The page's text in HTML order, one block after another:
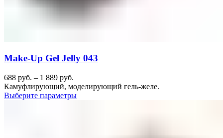
Make-Up Gel Jelly 043
688 руб. – 1 889 руб.
Камуфлирующий, моделирующий гель-желе.
Выберите параметры